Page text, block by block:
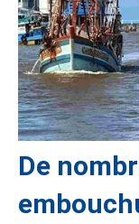
De